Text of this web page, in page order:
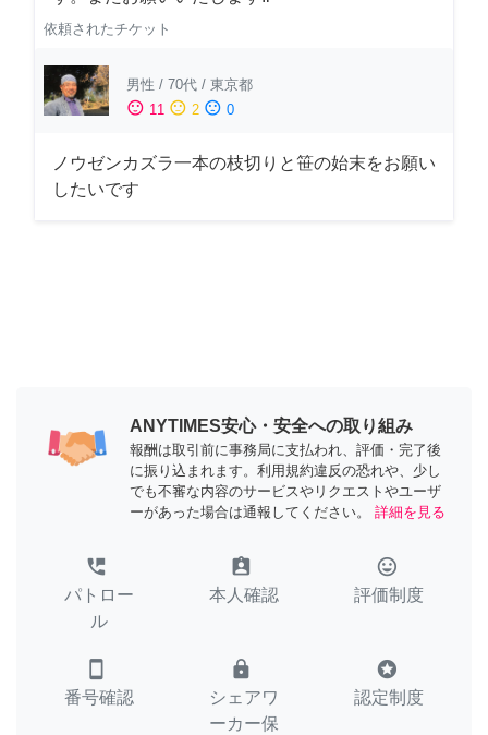
依頼されたチケット
男性 / 70代 / 東京都
sentiment_satisfied 11 sentiment_neutral 2 sentiment_dissatisfied 0
ノウゼンカズラ一本の枝切りと笹の始末をお願い
したいです
ANYTIMES安心・安全への取り組み
報酬は取引前に事務局に支払われ、評価・完了後
に振り込まれます。利用規約違反の恐れや、少し
でも不審な内容のサービスやリクエストやユーザ
ーがあった場合は通報してください。
詳細を見る
perm_phone_msg
パトロー
ル
assignment_ind
本人確認
tag_faces
評価制度
smartphone
番号確認
lock
シェアワ
ーカー保
stars
認定制度